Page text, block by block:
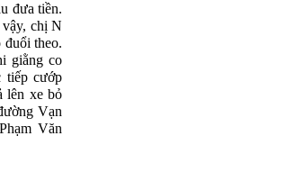
đưa tiền.
chị N
đuổi theo.
giằng co
tiếp cướp
lên xe bỏ
Vạn
Văn